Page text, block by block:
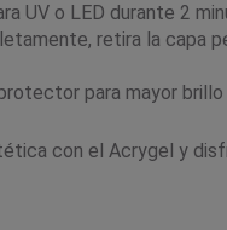
UV o LED durante 2
retira la capa
para mayor
con el Acrygel y